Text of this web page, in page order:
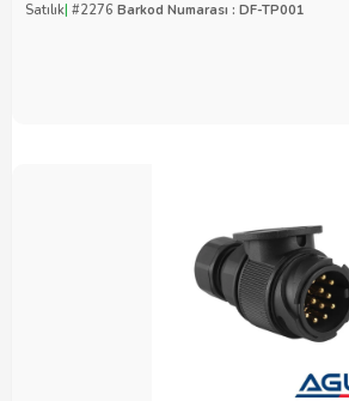
Satılık| #2276 Barkod Numarası : DF-TP001